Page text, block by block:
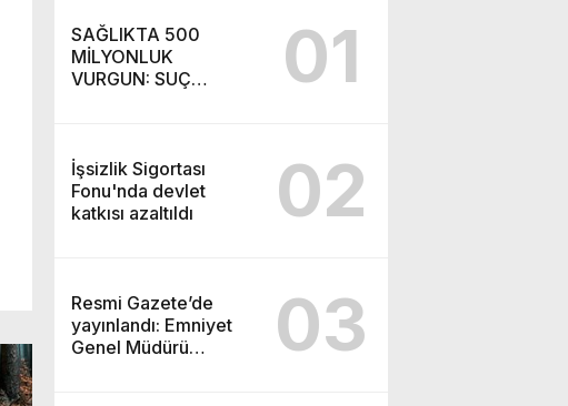
SAĞLIKTA 500
MİLYONLUK
VURGUN: SUÇ
01
İşsizlik Sigortası
Fonu'nda devlet
katkısı azaltıldı
02
Resmi Gazete’de
yayınlandı: Emniyet
Genel Müdürü
03